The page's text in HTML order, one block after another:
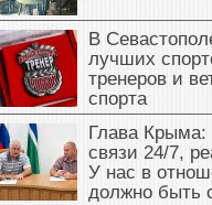
В
лучших
тренеров и
спорта
Глава
связи 24/7,
У нас в
должно быть